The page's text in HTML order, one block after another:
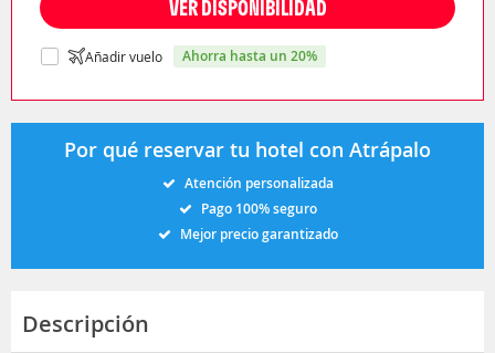
VER DISPONIBILIDAD
Añadir vuelo ahorra hasta un 20%
Por qué reservar tu hotel con Atrápalo
Atención personalizada
Pago 100% seguro
Mejor precio garantizado
Descripción